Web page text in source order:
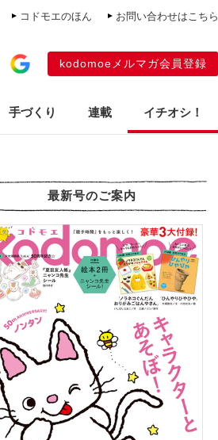
コドモエのほん お問い合わせはこちら
kodomoeメルマガ会員登録
手づくり 連載 イチオシ！
最新号のご案内